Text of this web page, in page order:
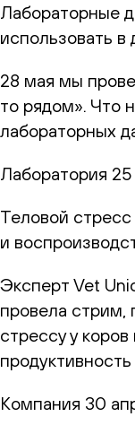
Лабораторные
использовать в
28 мая мы
то рядом». Что
лабораторных
Лаборатория
Теловой стресс
и
Эксперт Vet
провела стрим,
стрессу у
Компания 30